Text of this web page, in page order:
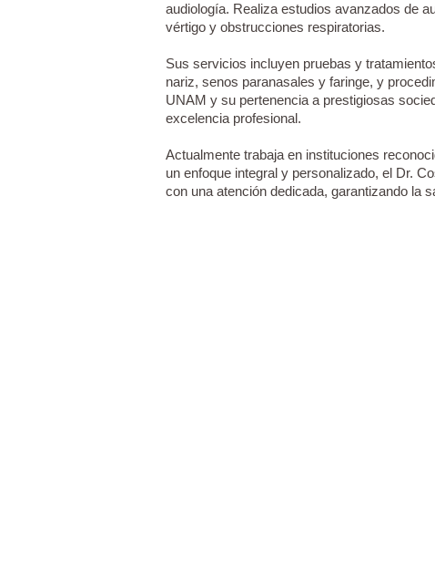
audiología. Realiza estudios avanzados de
vértigo y obstrucciones respiratorias.
Sus servicios incluyen pruebas y
nariz, senos paranasales y faringe, y
UNAM y su pertenencia a prestigiosas
excelencia profesional.
Actualmente trabaja en instituciones
un enfoque integral y personalizado, el Dr.
con una atención dedicada, garantizando la